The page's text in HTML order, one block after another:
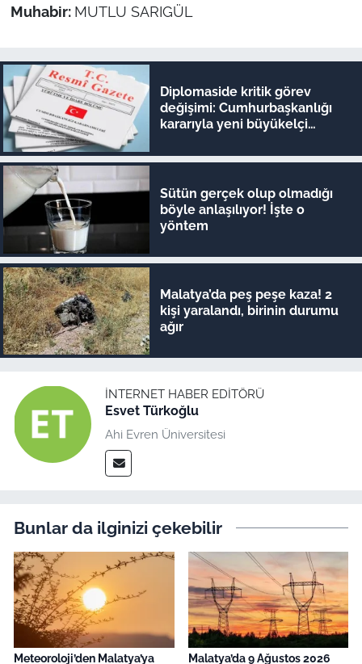
Muhabir: MUTLU SARIGÜL
Diplomaside kritik görev
değişimi: Cumhurbaşkanlığı
kararıyla yeni büyükelçi
Sütün gerçek olup olmadığı
böyle anlaşılıyor! İşte o
yöntem
Malatya’da peş peşe kaza! 2
kişi yaralandı, birinin durumu
ağır
İNTERNET HABER EDITÖRÜ
Esvet Türkoğlu
Ahi Evren Üniversitesi
Bunlar da ilginizi çekebilir
Meteoroloji’den Malatya’ya
Malatya’da 9 Ağustos 2026